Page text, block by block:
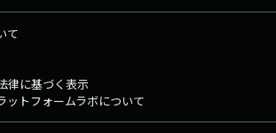
て
律に基づく表示
ットフォームラボについて